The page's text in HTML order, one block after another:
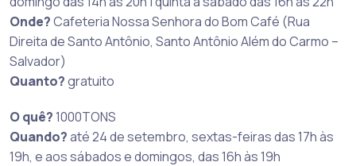
Onde?Cafeteria Nossa Senhora do Bom Café (Rua
Direita de Santo Antônio, Santo Antônio Além do Carmo –
Salvador)
Quanto?gratuito
O quê?1000TONS
Quando?até 24 de setembro, sextas-feiras das 17h às
19h, e aos sábados e domingos, das 16h às 19h